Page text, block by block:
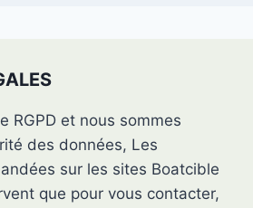
RGPD et nous sommes
des données, Les
sur les sites Boatcible
que pour vous contacter,